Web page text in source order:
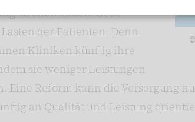
drohen zudem neue
der Patienten. Denn
Kliniken künftig ihre
sie weniger Leistungen
Eine Reform kann die Versorgung
an Qualität und Leistung